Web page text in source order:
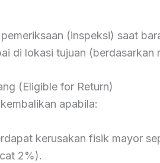
(inspeksi) saat
di lokasi tujuan (berdasarkan
(Eligible for Return)
apabila:
kerusakan fisik mayor
2%).